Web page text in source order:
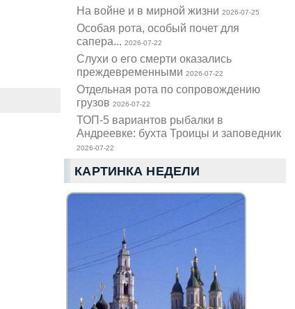
На войне и в мирной жизни2026-07-25
Особая рота, особый почет для
сапера...2026-07-22
Слухи о его смерти оказались
преждевременными2026-07-22
Отдельная рота по сопровождению
грузов2026-07-22
ТОП-5 вариантов рыбалки в
Андреевке: бухта Троицы и заповедник
2026-07-22
КАРТИНКА НЕДЕЛИ